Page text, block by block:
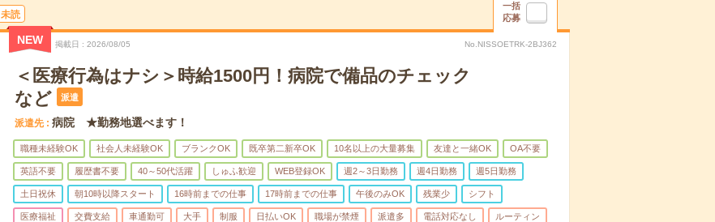
未読
一括
応募
NEW 掲載日 2026/08/05 No.NISSOETRK-2BJ362
＜医療行為はナシ＞時給1500円！病院で備品のチェック
など
派遣
派遣先 病院 ★勤務地選べます！
職種未経験OK 社会人未経験OK ブランクOK 既卒第二新卒OK 10名以上の大量募集 友達と一緒OK OA不要
英語不要 履歴書不要 40～50代活躍 しゅふ歓迎 WEB登録OK 週2～3日勤務 週4日勤務 週5日勤務
土日祝休 朝10時以降スタート 16時前までの仕事 17時前までの仕事 午後のみOK 残業少 シフト
医療福祉 交費支給 車通勤可 大手 制服 日払いOK 職場が禁煙 派遣多 電話対応なし ルーティン